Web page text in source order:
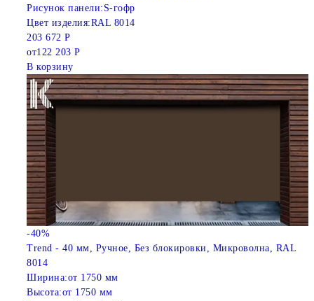
Рисунок панели: S-гофр
Цвет изделия:RAL 8014
203 672 Р
от122 203 Р
В корзину
-40%
Trend - 40 мм, Ручное, Без блокировки, Микроволна, RAL
8014
Ширина:от 1750 мм
Высота:от 1750 мм